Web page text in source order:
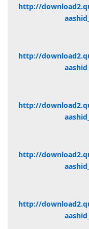
http://
http://
http://
http://
http://